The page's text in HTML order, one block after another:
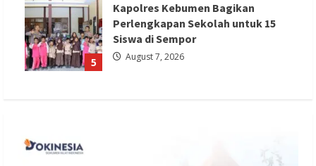
5
Kapolres Kebumen Bagikan
Perlengkapan Sekolah untuk 15
Siswa di Sempor
August 7, 2026